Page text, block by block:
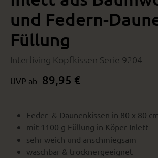
und Federn-
Füllung
Interliving Kopfkissen Serie 9204
UVP ab 89,95 €
Feder- & Daunenkissen in 80 x 80 cm
mit 1100 g Füllung in Köper-Inlett
sehr weich und anschmiegsam
waschbar & trocknergeeignet